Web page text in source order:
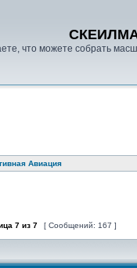
что можете собрать
Авиация
7 из 7 [ Сообщений: 167 ]